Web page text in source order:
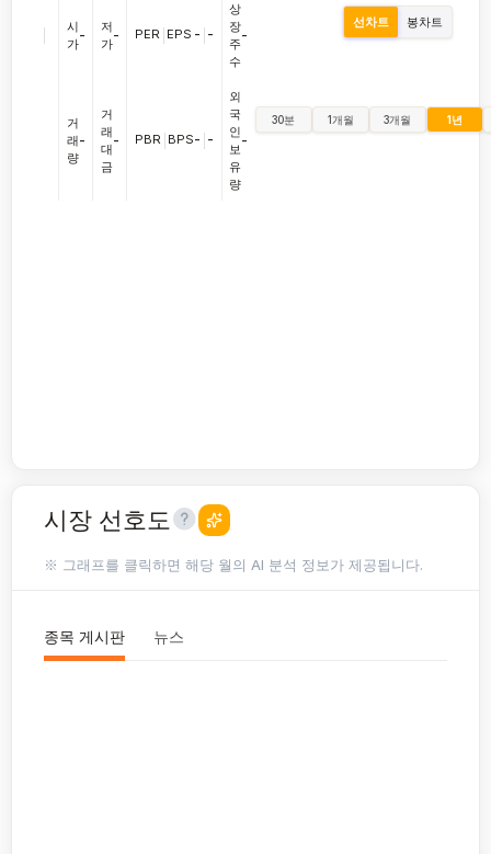
시
가
-
거
래
량
-
저
가
-
거
래
대
금
-
PER EPS - -
PBR BPS- -
상
장
주
수
-
외
국
인
보
유
량
-
선차트 봉차트
30분 1개월 3개월 1년
시장 선호도
※ 그래프를 클릭하면 해당 월의 AI 분석 정보가 제공됩니다.
종목 게시판 뉴스